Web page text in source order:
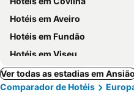
Hotéis em Aveiro
Hotéis em Fundão
Hotéis em Viseu
Ver todas as estadias em
Comparador de Hotéis